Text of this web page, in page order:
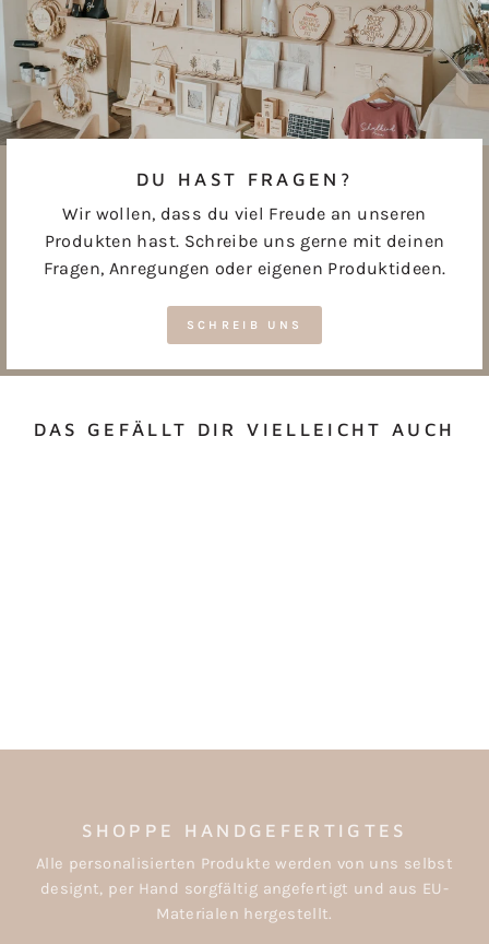
DU HAST FRAGEN?
Wir wollen, dass du viel Freude an unseren
Produkten hast. Schreibe uns gerne mit deinen
Fragen, Anregungen oder eigenen Produktideen.
SCHREIB UNS
DAS GEFÄLLT DIR VIELLEICHT AUCH
SHOPPE HANDGEFERTIGTES
Alle personalisierten Produkte werden von uns selbst
designt, per Hand sorgfältig angefertigt und aus EU-
Materialen hergestellt.